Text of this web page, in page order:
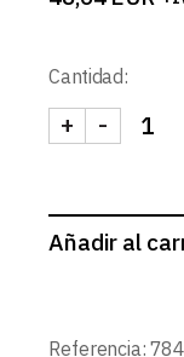
Cantidad:
TIVO-SPOT
-
+
Añadir al
Referencia: